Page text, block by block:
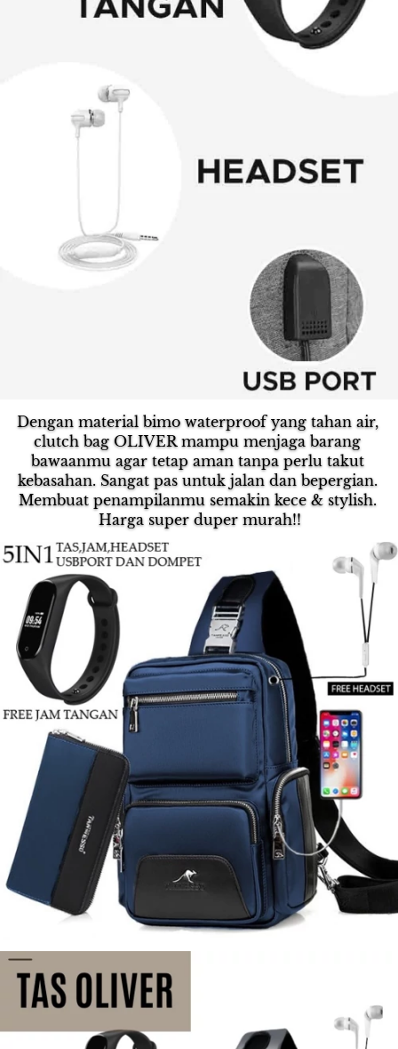
Dengan material bimo waterproof yang tahan air,
clutch bag OLIVER mampu menjaga barang
bawaanmu agar tetap aman tanpa perlu takut
kebasahan. Sangat pas untuk jalan dan bepergian.
Membuat penampilanmu semakin kece & stylish.
Harga super duper murah!!